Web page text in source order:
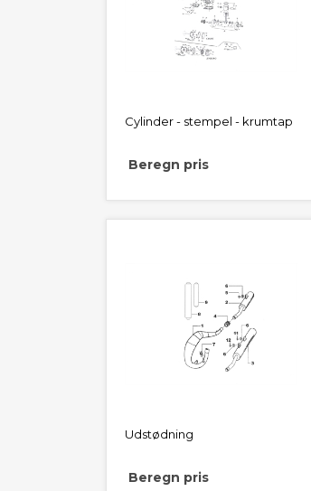
Cylinder - stempel - krumtap
Beregn pris
Udstødning
Beregn pris